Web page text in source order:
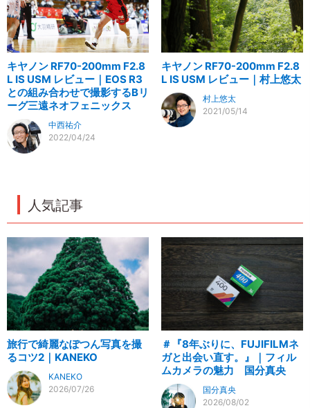
キヤノン RF70-200mm F2.8
L IS USM レビュー｜EOS R3
との組み合わせで撮影するBリ
ーグ三遠ネオフェニックス
中西祐介
2022/04/24
キヤノン RF70-200mm F2.8
L IS USM レビュー｜村上悠太
村上悠太
2021/05/14
人気記事
旅行で綺麗なぽつん写真を撮
るコツ2｜KANEKO
KANEKO
2026/07/26
＃『8年ぶりに、FUJIFILMネ
ガと出会い直す。』｜フィル
ムカメラの魅力 国分真央
国分真央
2026/08/02